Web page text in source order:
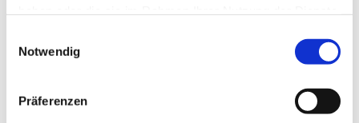
Notwendig
Präferenzen